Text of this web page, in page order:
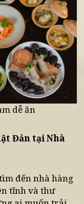
bạn nên kết
bảo đầy đủ
món chế biến